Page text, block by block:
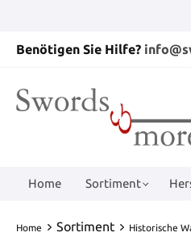
Benötigen Sie Hilfe?
Home Sortiment
Home Sortiment Historische